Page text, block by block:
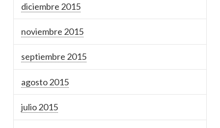
diciembre 2015
noviembre 2015
septiembre 2015
agosto 2015
julio 2015